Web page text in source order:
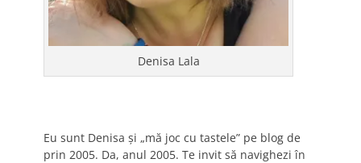
Denisa Lala
Eu sunt Denisa și „mă joc cu tastele” pe blog de
prin 2005. Da, anul 2005. Te invit să navighezi în